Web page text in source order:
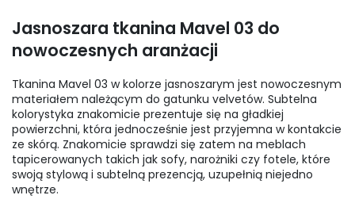
Jasnoszara tkanina Mavel 03 do
nowoczesnych aranżacji
Tkanina Mavel 03 w kolorze jasnoszarym jest nowoczesnym
materiałem należącym do gatunku velvetów. Subtelna
kolorystyka znakomicie prezentuje się na gładkiej
powierzchni, która jednocześnie jest przyjemna w kontakcie
ze skórą. Znakomicie sprawdzi się zatem na meblach
tapicerowanych takich jak sofy, narożniki czy fotele, które
swoją stylową i subtelną prezencją, uzupełnią niejedno
wnętrze.